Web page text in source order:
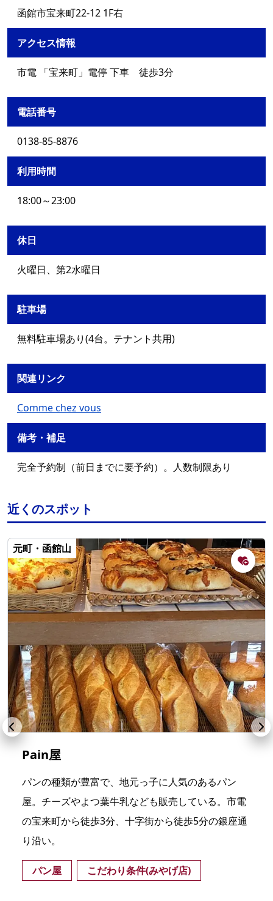
函館市宝来町22-12 1F右
アクセス情報
市電 「宝来町」電停 下車 徒歩3分
電話番号
0138-85-8876
利用時間
18:00～23:00
休日
火曜日、第2水曜日
駐車場
無料駐車場あり(4台。テナント共用)
関連リンク
Comme chez vous
備考・補足
完全予約制（前日までに要予約）。人数制限あり
近くのスポット
元町・函館山
Pain屋
パンの種類が豊富で、地元っ子に人気のあるパン
屋。チーズやよつ葉牛乳なども販売している。市電
の宝来町から徒歩3分、十字街から徒歩5分の銀座通
り沿い。
パン屋 こだわり条件(みやげ店)